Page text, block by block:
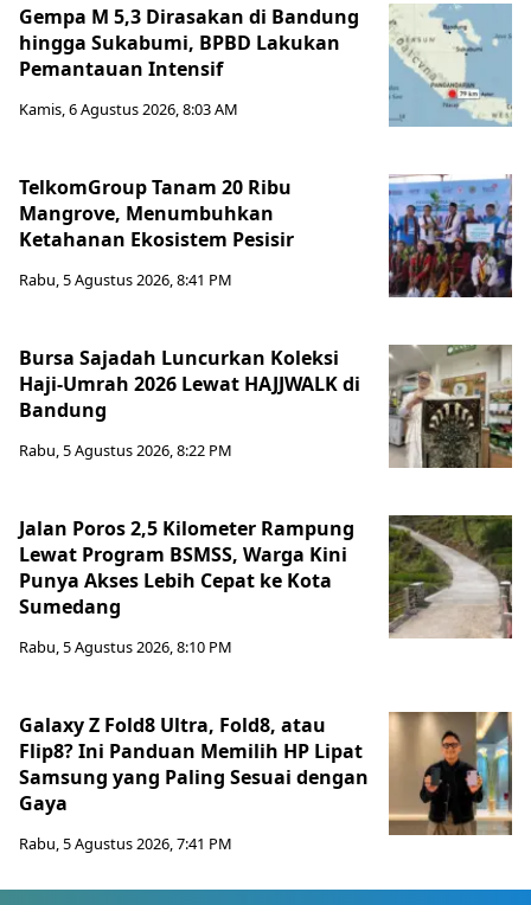
Gempa M 5,3 Dirasakan di Bandung
hingga Sukabumi, BPBD Lakukan
Pemantauan Intensif
Kamis, 6 Agustus 2026, 8:03 AM
TelkomGroup Tanam 20 Ribu
Mangrove, Menumbuhkan
Ketahanan Ekosistem Pesisir
Rabu, 5 Agustus 2026, 8:41 PM
Bursa Sajadah Luncurkan Koleksi
Haji-Umrah 2026 Lewat HAJJWALK di
Bandung
Rabu, 5 Agustus 2026, 8:22 PM
Jalan Poros 2,5 Kilometer Rampung
Lewat Program BSMSS, Warga Kini
Punya Akses Lebih Cepat ke Kota
Sumedang
Rabu, 5 Agustus 2026, 8:10 PM
Galaxy Z Fold8 Ultra, Fold8, atau
Flip8? Ini Panduan Memilih HP Lipat
Samsung yang Paling Sesuai dengan
Gaya
Rabu, 5 Agustus 2026, 7:41 PM